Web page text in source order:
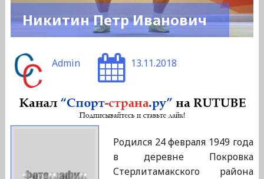
Никитин Петр Иванович
Admin 13.11.2018
Родился 24 февраля 1949 года
в деревне Покровка
Стерлитамакского района